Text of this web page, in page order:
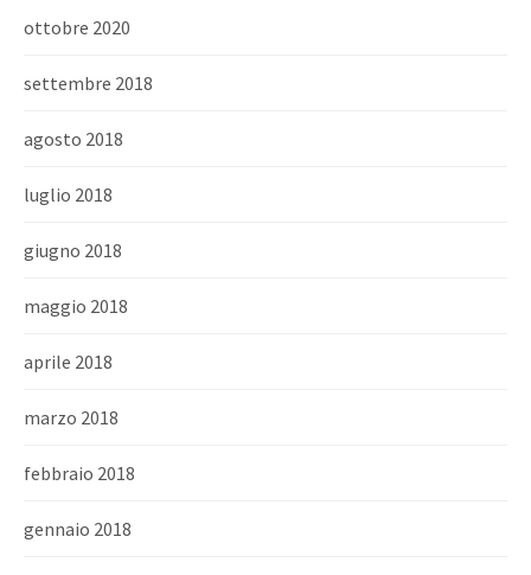
ottobre 2020
settembre 2018
agosto 2018
luglio 2018
giugno 2018
maggio 2018
aprile 2018
marzo 2018
febbraio 2018
gennaio 2018